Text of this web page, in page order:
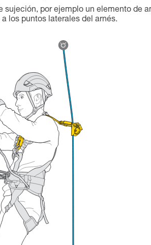
sujeción, por ejemplo un elemento de
los puntos laterales del arnés.